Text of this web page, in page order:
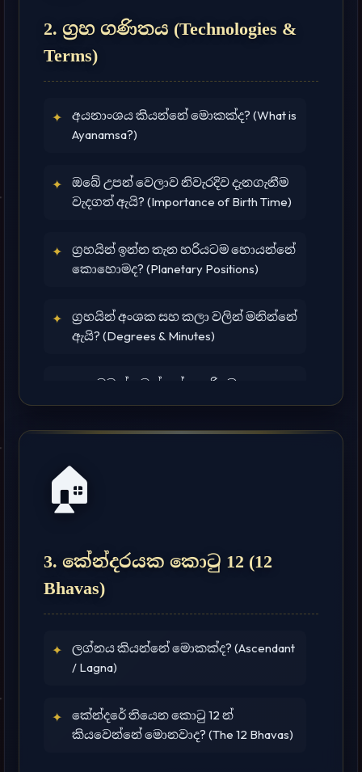
2. ග්‍රහ ගණිතය (Technologies &
Terms)
✦
අයනාංශය කියන්නේ මොකක්ද? (What is
Ayanamsa?)
✦
ඔබේ උපන් වෙලාව නිවැරදිව දැනගැනීම
වැදගත් ඇයි? (Importance of Birth Time)
✦
ග්‍රහයින් ඉන්න තැන හරියටම හොයන්නේ
කොහොමද? (Planetary Positions)
✦
ග්‍රහයින් අංශක සහ කලා වලින් මනින්නේ
ඇයි? (Degrees & Minutes)
කොටුවක් පටන්ගන්න හරියම තැන
(House Cusps)
🏠
3. කේන්දරයක කොටු 12 (12
Bhavas)
✦
ලග්නය කියන්නේ මොකක්ද? (Ascendant
/ Lagna)
✦
කේන්දරේ තියෙන කොටු 12 න්
කියවෙන්නේ මොනවාද? (The 12 Bhavas)